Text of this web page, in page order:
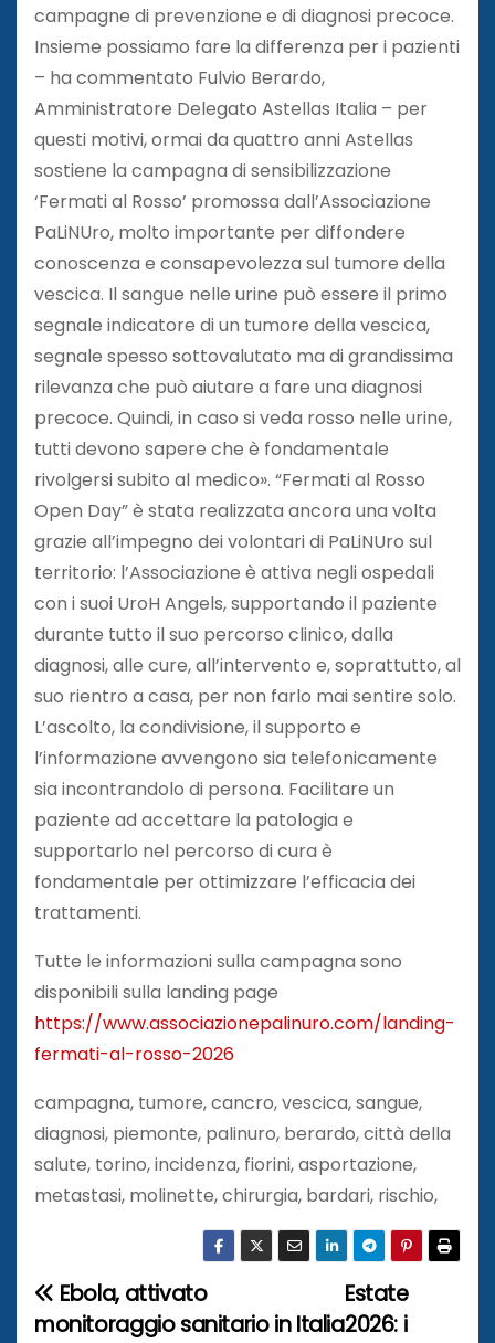
campagne di prevenzione e di diagnosi precoce.
Insieme possiamo fare la differenza per i pazienti
– ha commentato Fulvio Berardo,
Amministratore Delegato Astellas Italia – per
questi motivi, ormai da quattro anni Astellas
sostiene la campagna di sensibilizzazione
‘Fermati al Rosso’ promossa dall’Associazione
PaLiNUro, molto importante per diffondere
conoscenza e consapevolezza sul tumore della
vescica. Il sangue nelle urine può essere il primo
segnale indicatore di un tumore della vescica,
segnale spesso sottovalutato ma di grandissima
rilevanza che può aiutare a fare una diagnosi
precoce. Quindi, in caso si veda rosso nelle urine,
tutti devono sapere che è fondamentale
rivolgersi subito al medico». “Fermati al Rosso
Open Day” è stata realizzata ancora una volta
grazie all’impegno dei volontari di PaLiNUro sul
territorio: l’Associazione è attiva negli ospedali
con i suoi UroH Angels, supportando il paziente
durante tutto il suo percorso clinico, dalla
diagnosi, alle cure, all’intervento e, soprattutto, al
suo rientro a casa, per non farlo mai sentire solo.
L’ascolto, la condivisione, il supporto e
l’informazione avvengono sia telefonicamente
sia incontrandolo di persona. Facilitare un
paziente ad accettare la patologia e
supportarlo nel percorso di cura è
fondamentale per ottimizzare l’efficacia dei
trattamenti.
Tutte le informazioni sulla campagna sono
disponibili sulla landing page
https://www.associazionepalinuro.com/landing-
fermati-al-rosso-2026
campagna, tumore, cancro, vescica, sangue,
diagnosi, piemonte, palinuro, berardo, città della
salute, torino, incidenza, fiorini, asportazione,
metastasi, molinette, chirurgia, bardari, rischio,
N
Estate
2026: i
Ebola, attivato
monitoraggio sanitario in Italia